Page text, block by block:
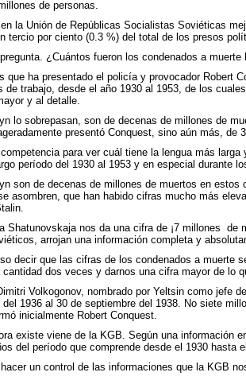
de personas.
la Unión de Repúblicas Socialistas Soviéticas
tercio por ciento (0.3 %) del total de los presos
¿Cuántos fueron los condenados a
que ha presentado el policía y provocador Robert
de trabajo, desde el año 1930 al 1953, de los
y al detalle.
lo sobrepasan, son de decenas de millones de
presentó Conquest, sino aún más, de
para ver cuál tiene la lengua más
período del 1930 al 1953 y en especial durante
son de decenas de millones de muertos en
asombren, que han habido cifras mucho más
Shatunovskaja nos da una cifra de ¡7 millones de
arrojan una información completa y
decir que las cifras de los condenados a
dos veces y darnos una cifra mayor de lo
Volkogonov, nombrado por Yeltsin como jefe
1936 al 30 de septiembre del 1938. No siete
inicialmente Robert Conquest.
existe viene de la KGB. Según una información
del período que comprende desde el 1930
un control de las informaciones que la KGB